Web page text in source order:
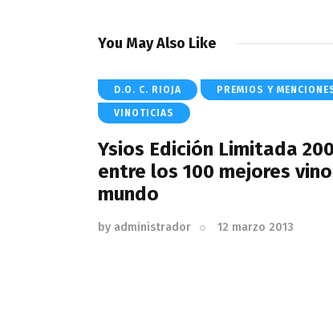
You May Also Like
D.O. C. RIOJA PREMIOS Y
VINOTICIAS
Ysios Edición Limitada
entre los 100 mejores
mundo
by administrador 12 marzo 2013